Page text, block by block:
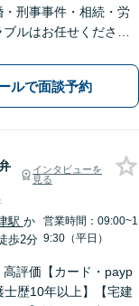
刑事事件・相続・労
ルはお任せくださ
全般に対応。困りの際
をお聞かせください。
り】
ルで面談予約
インタビューを
見る
駅 か
歩2分
営業時間：09:00~1
9:30（平日）
高評価【カード・payp
歴10年以上】【宅建